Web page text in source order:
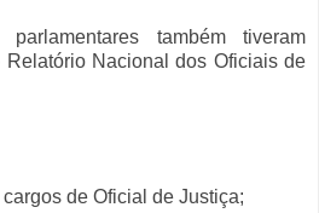
também tiveram
Nacional dos Oficiais de
de Oficial de Justiça;